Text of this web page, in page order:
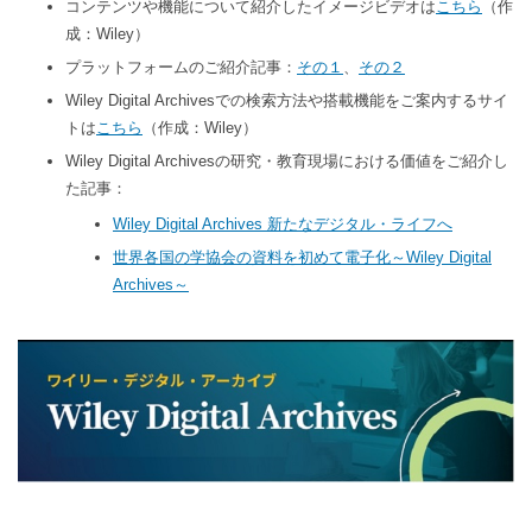
コンテンツや機能について紹介したイメージビデオは こちら
（作
成：Wiley）
プラットフォームのご紹介記事： その１
その２
Wiley Digital Archivesでの検索方法や搭載機能をご案内するサイ
トは こちら
（作成：Wiley）
Wiley Digital Archivesの研究・教育現場における価値をご紹介し
た記事：
Wiley Digital Archives 新たなデジタル・ライフへ
世界各国の学協会の資料を初めて電子化～Wiley Digital
Archives～